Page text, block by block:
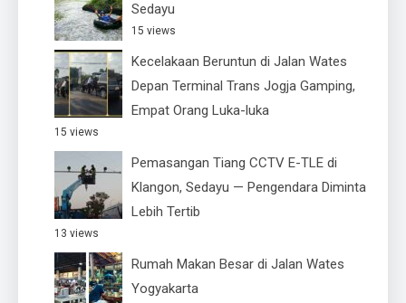
Sedayu
15 views
Kecelakaan Beruntun di Jalan Wates
Depan Terminal Trans Jogja Gamping,
Empat Orang Luka-luka
15 views
Pemasangan Tiang CCTV E-TLE di
Klangon, Sedayu — Pengendara Diminta
Lebih Tertib
13 views
Rumah Makan Besar di Jalan Wates
Yogyakarta